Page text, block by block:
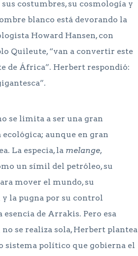
costumbres, su cosmología y
blanco está devorando la
Howard Hansen, con
Quileute, “van a convertir este
de África”. Herbert respondió:
se limita a ser una gran
aunque en gran
La especia, la melange,
un símil del petróleo, su
mover el mundo, su
la pugna por su control
de Arrakis. Pero esa
se realiza sola, Herbert plantea
sistema político que gobierna el